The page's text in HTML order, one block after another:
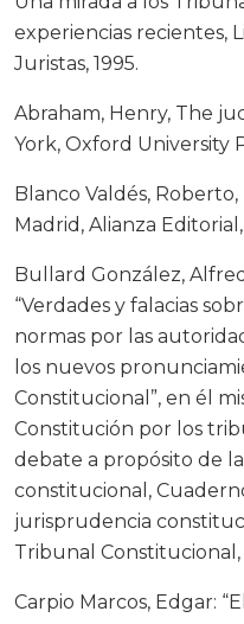
experiencias recientes,
Juristas, 1995.
Abraham, Henry, The
York, Oxford University
Blanco Valdés,
Madrid, Alianza Editorial,
Bullard González,
“Verdades y falacias
normas por las
los nuevos
Constitucional”, en él
Constitución por los
debate a propósito de
constitucional,
jurisprudencia
Tribunal Constitucional,
Carpio Marcos, Edgar: